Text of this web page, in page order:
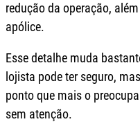
redução da operação,
apólice.
Esse detalhe muda
lojista pode ter seguro,
ponto que mais o
sem atenção.